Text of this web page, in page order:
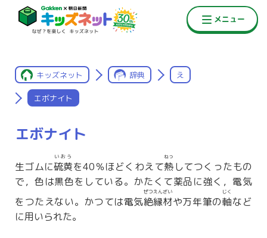
キッズネット 辞典 え
エボナイト
エボナイト
生ゴムに硫黄
いおう
を40％ほどくわえて熱
ねっ
してつくったもの
で，色は黒色をしている。かたくて薬品に強く，電気
をつたえない。かつては電気絶縁材
ぜつえんざい
や万年筆の軸
じく
など
に用いられた。